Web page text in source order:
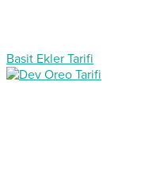
Basit Ekler Tarifi